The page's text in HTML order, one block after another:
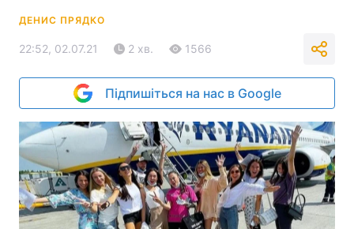
ДЕНИС ПРЯДКО
22:52, 02.07.21 2 хв. 1566
Підпишіться на нас в Google